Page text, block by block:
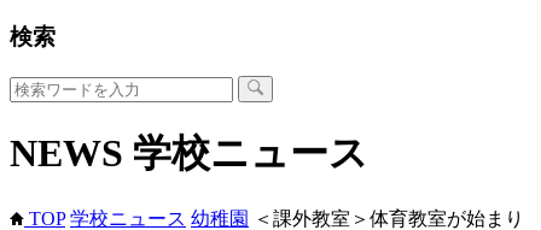
検索
NEWS 学校ニュース
TOP 学校ニュース 幼稚園
＜課外教室＞体育教室が始まり